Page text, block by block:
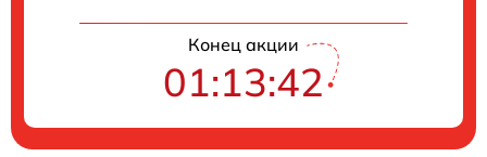
Конец акции
01:13:42